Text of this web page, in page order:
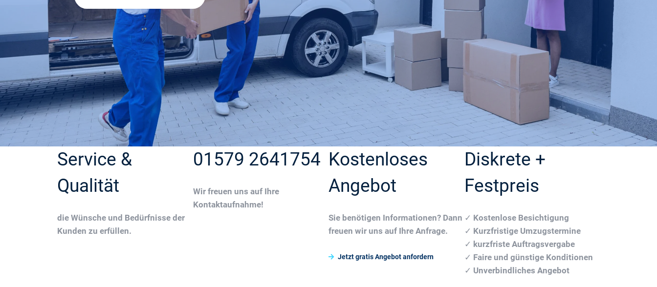
Service &
Qualität
die Wünsche und Bedürfnisse der
Kunden zu erfüllen.
01579 2641754
Wir freuen uns auf Ihre
Kontaktaufnahme!
Kostenloses
Angebot
Sie benötigen Informationen? Dann
freuen wir uns auf Ihre Anfrage.
Jetzt gratis Angebot anfordern
Diskrete +
Festpreis
✓ Kostenlose Besichtigung
✓ Kurzfristige Umzugstermine
✓ kurzfriste Auftragsvergabe
✓ Faire und günstige Konditionen
✓ Unverbindliches Angebot